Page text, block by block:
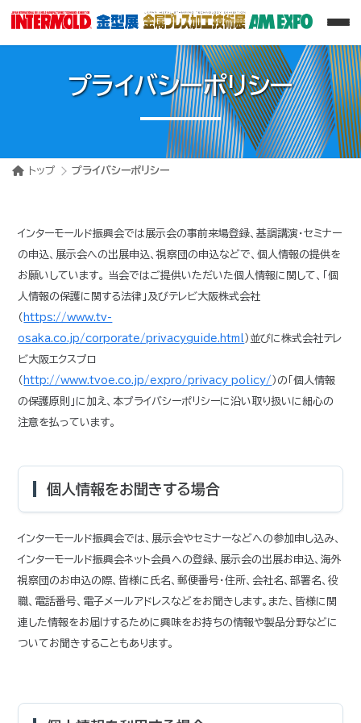
プライバシーポリシー
トップ プライバシーポリシー
インターモールド振興会では展示会の事前来場登録、基調講演・セミナー
の申込、展示会への出展申込、視察団の申込などで、個人情報の提供を
お願いしています。 当会ではご提供いただいた個人情報に関して、「個
人情報の保護に関する法律」及びテレビ大阪株式会社
（ https://www.tv-
osaka.co.jp/corporate/privacyguide.html
）並びに株式会社テレ
ビ大阪エクスプロ
（ http://www.tvoe.co.jp/expro/privacy_policy/ ）の「個人情報
の保護原則」に加え、本プライバシーポリシーに沿い取り扱いに細心の
注意を払っています。
個人情報をお聞きする場合
インターモールド振興会では、展示会やセミナーなどへの参加申し込み、
インターモールド振興会ネット会員への登録、展示会の出展お申込、海外
視察団のお申込の際、皆様に氏名、郵便番号・住所、会社名、部署名、役
職、電話番号、電子メールアドレスなどをお聞きします。また、皆様に関
連した情報をお届けするために興味をお持ちの情報や製品分野などに
ついてお聞きすることもあります。